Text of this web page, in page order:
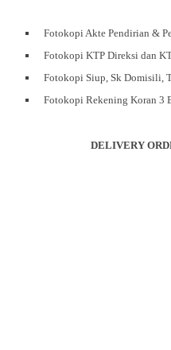
Fotokopi Akte Pendirian &
Fotokopi KTP Direksi dan
Fotokopi Siup, Sk Domisili,
Fotokopi Rekening Koran 3
DELIVERY